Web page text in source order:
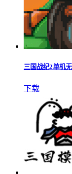
三国战纪2单机
下载